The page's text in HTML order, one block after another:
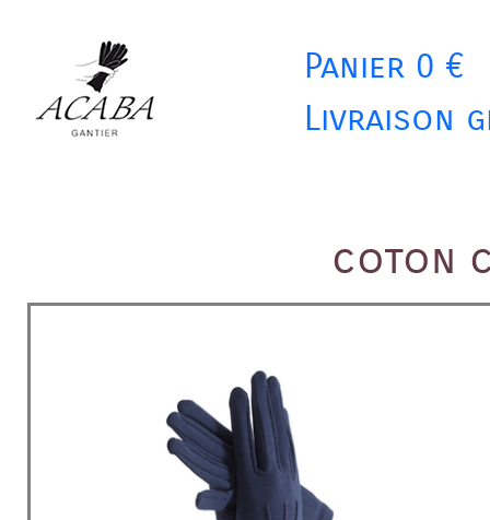
Panier 0 €
Livraison
coton